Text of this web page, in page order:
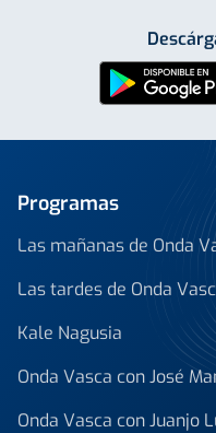
Programas
Las mañanas de Onda
Las tardes de Onda
Kale Nagusia
Onda Vasca con José
Onda Vasca con Juanjo